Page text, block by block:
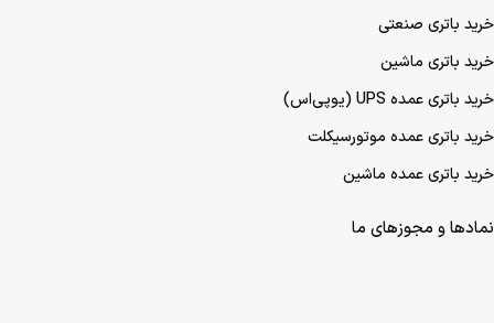
خرید باتری صنعتی
خرید باتری ماشین
خرید باتری عمده UPS (یو‌پی‌اس)
خرید باتری عمده موتورسیکلت
خرید باتری عمده ماشین
نمادها و مجوزهای ما